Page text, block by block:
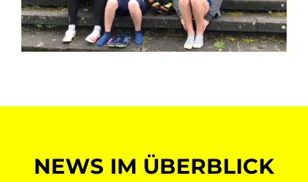
NEWS IM ÜBERBLICK